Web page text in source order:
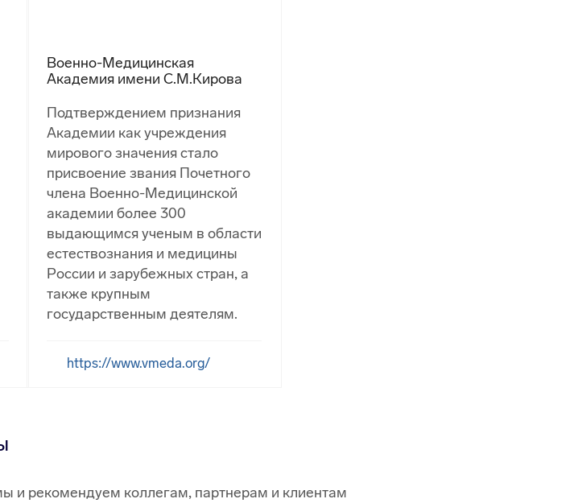
Военно-Медицинская
Академия имени С.М.Кирова
Подтверждением признания
Академии как учреждения
мирового значения стало
присвоение звания Почетного
члена Военно-Медицинской
академии более 300
выдающимся ученым в области
естествознания и медицины
России и зарубежных стран, а
также крупным
государственным деятелям.
https://www.vmeda.org/
и рекомендуем коллегам, партнерам и клиентам